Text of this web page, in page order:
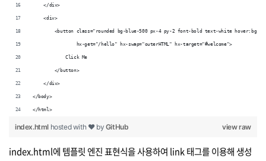
    </div>
    <div>
<button class="rounded bg-blue-500 px-4 py-2 font-bold text-white hover:bg-
                hx-get="/hello" hx-swap="outerHTML" hx-target="#welcome">
            Click Me
        </button>
    </div>
</body>
</html>
view raw
index.html hosted with ❤ by GitHub
index.html에 템플릿 엔진 표현식을 사용하여 link 태그를 이용해 생성